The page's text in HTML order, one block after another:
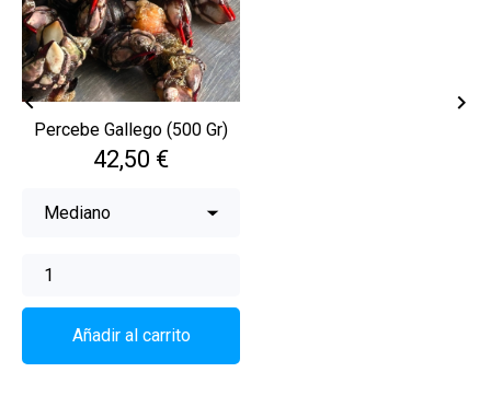
Percebe Gallego (500 Gr)
Precio
42,50 €
Añadir al carrito
 